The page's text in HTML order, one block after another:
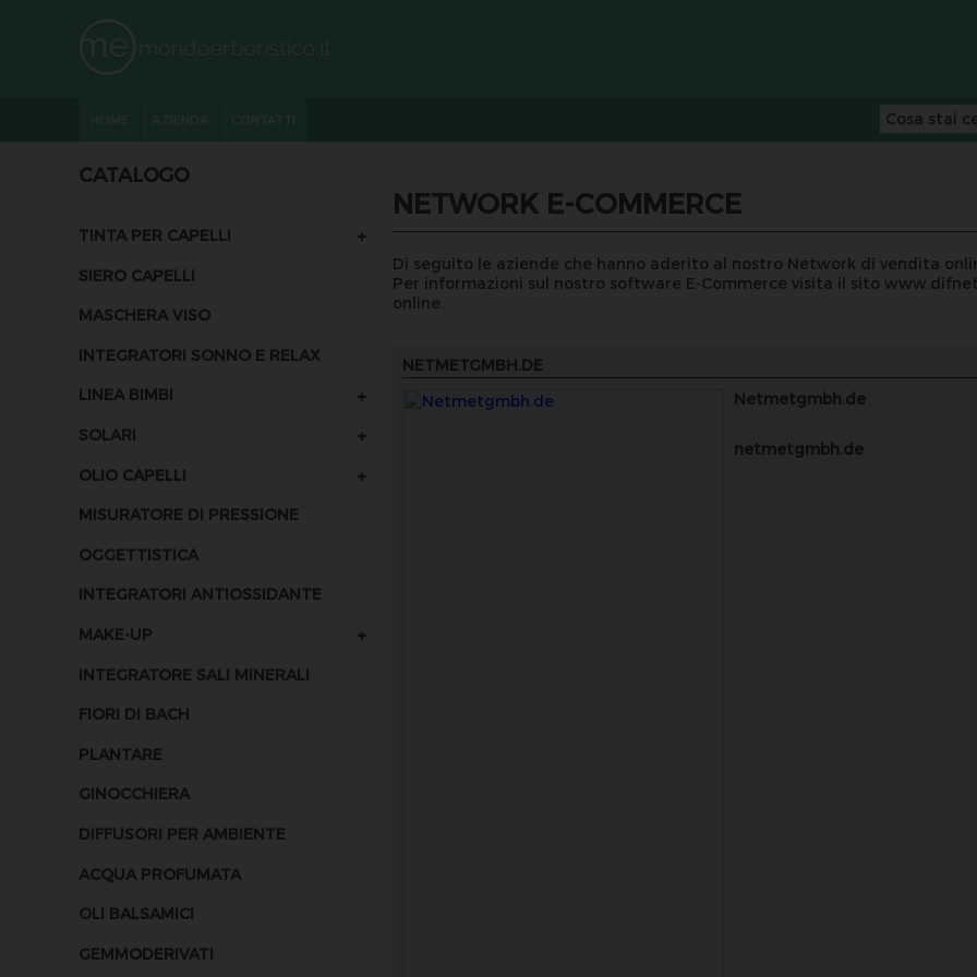
CATALOGO
TINTA PER CAPELLI +
SIERO CAPELLI
MASCHERA VISO
INTEGRATORI SONNO E RELAX
LINEA BIMBI +
SOLARI +
OLIO CAPELLI +
MISURATORE DI PRESSIONE
OGGETTISTICA
INTEGRATORI ANTIOSSIDANTE
MAKE-UP +
INTEGRATORE SALI MINERALI
FIORI DI BACH
PLANTARE
GINOCCHIERA
DIFFUSORI PER AMBIENTE
ACQUA PROFUMATA
OLI BALSAMICI
GEMMODERIVATI
NETWORK E-COMMERCE
Di seguito le aziende che hanno aderito al nostro Network di vendita
Per informazioni sul nostro software E-Commerce visita il sito
online.
NETMETGMBH.DE
Netmetgmbh.de
netmetgmbh.de